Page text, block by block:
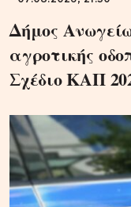
Δήμος
αγροτικής
Σχέδιο ΚΑΠ